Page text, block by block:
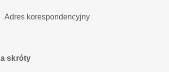
Adres korespondencyjny
skróty